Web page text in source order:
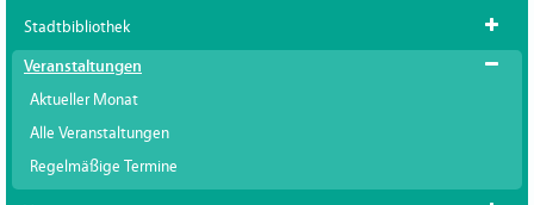
Stadtbibliothek
Veranstaltungen
Aktueller Monat
Alle Veranstaltungen
Regelmäßige Termine